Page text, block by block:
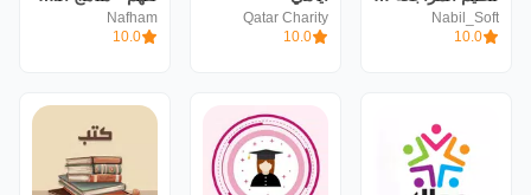
Nabil_Soft
10.0
Qatar Charity
10.0
Nafham
10.0